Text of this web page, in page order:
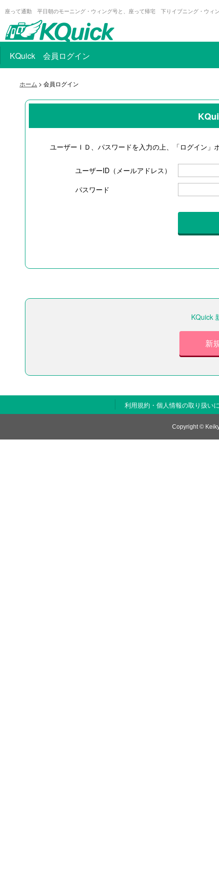
座って通勤 平日朝のモーニング・ウィング号と、座って帰宅 下りイブニング・ウィ
KQuick 会員ログイン
ホーム > 会員ログイン
ユーザーＩＤ、パスワードを入力の上、「ログイン」
ユーザーID（メールアドレス）
パスワード
KQuick
新
利用規約・個人情報の取り扱い
Copyright ©